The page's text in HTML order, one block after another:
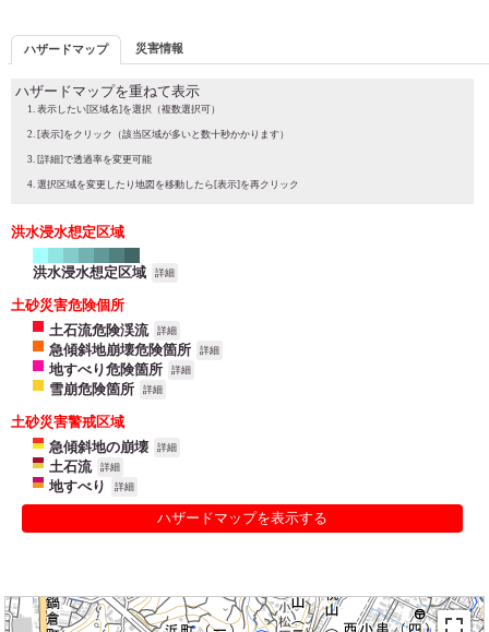
ハザードマップ 災害情報
ハザードマップを重ねて表示
表示したい[区域名]を選択（複数選択可）
[表示]をクリック（該当区域が多いと数十秒かかります）
[詳細]で透過率を変更可能
選択区域を変更したり地図を移動したら[表示]を再クリック
洪水浸水想定区域
洪水浸水想定区域 詳細
土砂災害危険個所
土石流危険渓流
詳細
急傾斜地崩壊危険箇所 詳細
地すべり危険箇所 詳細
雪崩危険箇所 詳細
土砂災害警戒区域
急傾斜地の崩壊
詳細
土石流 詳細
地すべり 詳細
ハザードマップを表示する